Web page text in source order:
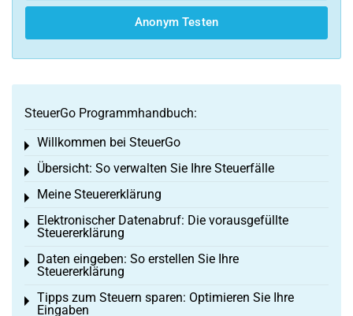
Anonym Testen
SteuerGo Programmhandbuch:
Willkommen bei SteuerGo
Toggle menu
Übersicht: So verwalten Sie Ihre Steuerfälle
Toggle menu
Meine Steuererklärung
Toggle menu
Elektronischer Datenabruf: Die vorausgefüllte
Steuererklärung
Toggle menu
Daten eingeben: So erstellen Sie Ihre
Steuererklärung
Toggle menu
Tipps zum Steuern sparen: Optimieren Sie Ihre
Eingaben
Toggle menu